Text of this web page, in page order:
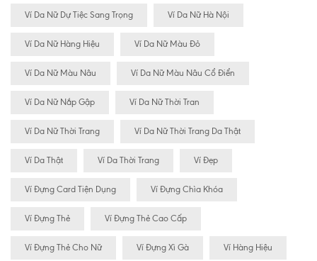
Ví Da Nữ Dự Tiệc Sang Trọng Ví Da Nữ Hà Nội
Ví Da Nữ Hàng Hiệu Ví Da Nữ Màu Đỏ
Ví Da Nữ Màu Nâu Ví Da Nữ Màu Nâu Cổ Điển
Ví Da Nữ Nắp Gập Ví Da Nữ Thời Tran
Ví Da Nữ Thời Trang Ví Da Nữ Thời Trang Da Thật
Ví Da Thật Ví Da Thời Trang Ví Đẹp
Ví Đựng Card Tiện Dụng Ví Đựng Chìa Khóa
Ví Đựng Thẻ Ví Đựng Thẻ Cao Cấp
Ví Đựng Thẻ Cho Nữ Ví Đựng Xì Gà Ví Hàng Hiệu